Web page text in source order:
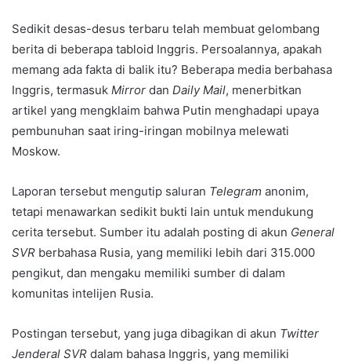
Sedikit desas-desus terbaru telah membuat gelombang
berita di beberapa tabloid Inggris. Persoalannya, apakah
memang ada fakta di balik itu? Beberapa media berbahasa
Inggris, termasuk Mirror dan Daily Mail, menerbitkan
artikel yang mengklaim bahwa Putin menghadapi upaya
pembunuhan saat iring-iringan mobilnya melewati
Moskow.
Laporan tersebut mengutip saluran Telegram anonim,
tetapi menawarkan sedikit bukti lain untuk mendukung
cerita tersebut. Sumber itu adalah posting di akun General
SVR berbahasa Rusia, yang memiliki lebih dari 315.000
pengikut, dan mengaku memiliki sumber di dalam
komunitas intelijen Rusia.
Postingan tersebut, yang juga dibagikan di akun Twitter
Jenderal SVR dalam bahasa Inggris, yang memiliki